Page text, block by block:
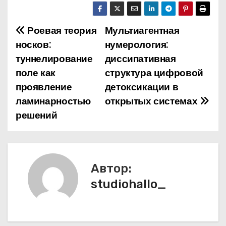
Н
а
в
и
г
а
Мультиагентная
нумерология:
диссипативная
структура цифровой
детоксикации в
открытых системах
Роевая теория
носков:
туннелирование
поле как
проявление
ламинарностью
решений
Автор:
studiohallo_